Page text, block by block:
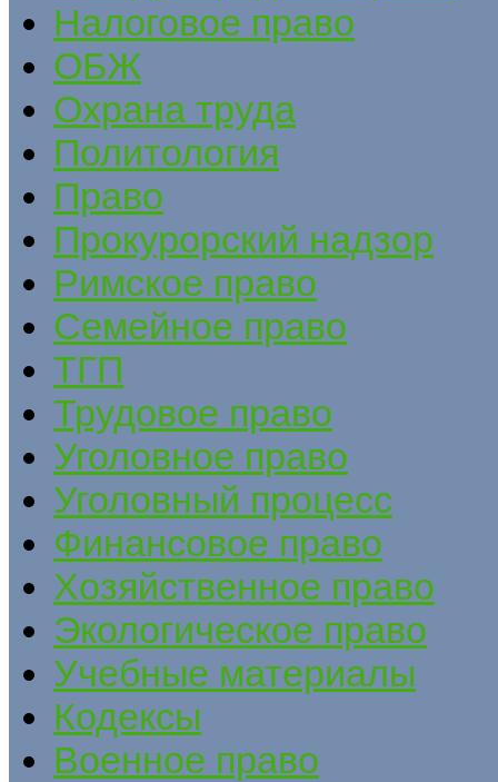
Налоговое право
ОБЖ
Охрана труда
Политология
Право
Прокурорский надзор
Римское право
Семейное право
ТГП
Трудовое право
Уголовное право
Уголовный процесс
Финансовое право
Хозяйственное право
Экологическое право
Учебные материалы
Кодексы
Военное право